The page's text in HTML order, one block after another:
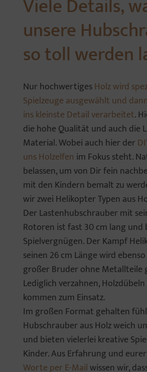
Viele Details,
unsere
so toll werden
Nur hochwertigesHolz wird
Spielzeuge ausgewählt und
ins kleinste Detail verarbeitet.
die hohe Qualität und auch die
Material. Wobei auch hier der
uns Holzelfen im Fokus steht.
belassen, um von Dir fein
mit den Kindern bemalt zu
wir zwei Helikopter Typen aus
Der Lastenhubschrauber mit
Rotoren ist fast 30 cm lang
Spielvergnügen. Der Kampf
seinen 26 cm Länge wird
großer Bruder ohne
Lediglich verzahnen,
kommen zum Einsatz.
Im großen Format gehalten
Hubschrauber aus Holz weich
und bieten vielerlei kreative
Kinder. Aus Erfahrung und eurer
Worte per E-Mailwissen wir,